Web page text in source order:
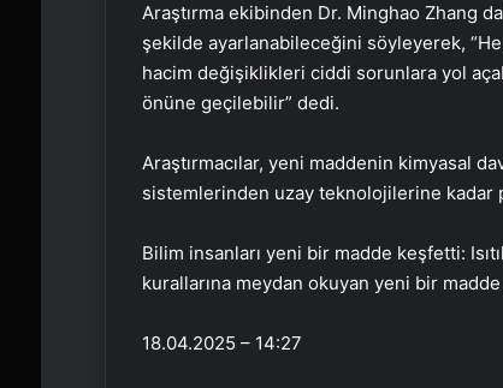
Araştırma ekibinden Dr. Minghao Zhang
şekilde ayarlanabileceğini söyleyerek,
hacim değişiklikleri ciddi sorunlara yol
önüne geçilebilir” dedi.
Araştırmacılar, yeni maddenin kimyasal
sistemlerinden uzay teknolojilerine kadar
Bilim insanları yeni bir madde keşfetti:
kurallarına meydan okuyan yeni bir madde
18.04.2025 – 14:27